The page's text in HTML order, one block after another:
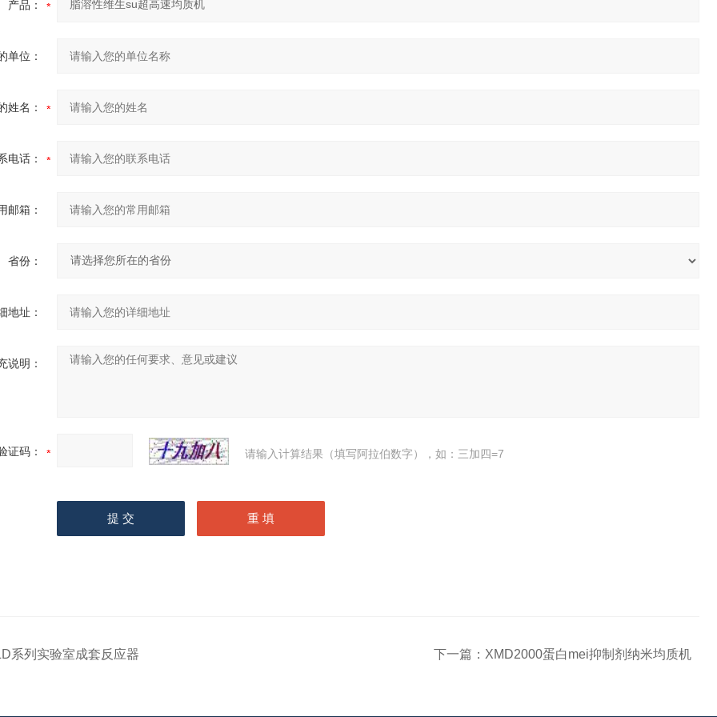
产品：
单位：
姓名：
电话：
邮箱：
省份：
地址：
说明：
证码： 请输入计算结果（填写阿拉伯数字），如：三加四=7
系列实验室成套反应器 下一篇： XMD2000蛋白mei抑制剂纳米均质机